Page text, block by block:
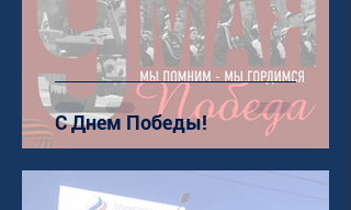
С Днем Победы!